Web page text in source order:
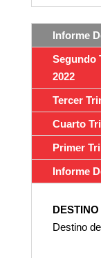
Informe
Segundo
2022
Tercer
Cuarto
Primer
Informe
Destino